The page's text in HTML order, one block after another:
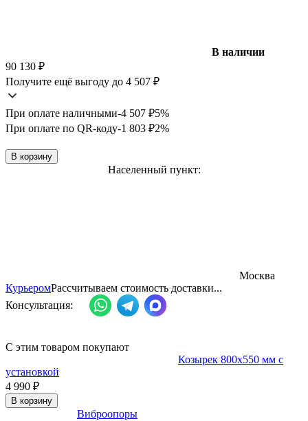
В наличии
90 130 ₽
Получите ещё выгоду до 4 507 ₽
При оплате наличными-4 507 ₽5%
При оплате по QR-коду-1 803 ₽2%
В корзину
Населенный пункт:
Москва
КурьеромРассчитываем стоимость доставки...
Консультация:
С этим товаром покупают
Козырек 800x550 мм с
установкой
4 990 ₽
В корзину
Виброопоры